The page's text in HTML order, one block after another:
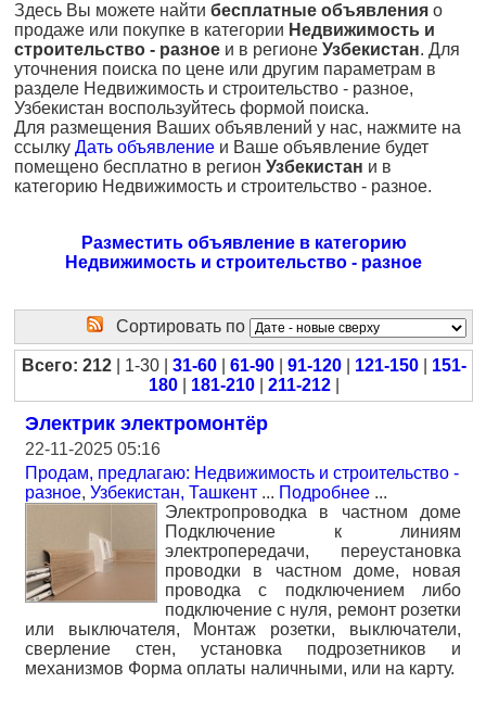
Здесь Вы можете найти бесплатные объявления о
продаже или покупке в категории Недвижимость и
строительство - разное и в регионе Узбекистан. Для
уточнения поиска по цене или другим параметрам в
разделе Недвижимость и строительство - разное,
Узбекистан воспользуйтесь формой поиска.
Для размещения Ваших объявлений у нас, нажмите на
ссылку Дать объявление и Ваше объявление будет
помещено бесплатно в регион Узбекистан и в
категорию Недвижимость и строительство - разное.
Разместить объявление в категорию
Недвижимость и строительство - разное
Сортировать по
Всего: 212| 1-30 | 31-60| 61-90| 91-120| 121-150| 151-
180| 181-210| 211-212|
Электрик электромонтёр
22-11-2025 05:16
Продам, предлагаю: Недвижимость и строительство -
разное, Узбекистан, Ташкент ... Подробнее ...
Электропроводка в частном доме
Подключение к линиям
электропередачи, переустановка
проводки в частном доме, новая
проводка с подключением либо
подключение с нуля, ремонт розетки
или выключателя, Монтаж розетки, выключатели,
сверление стен, установка подрозетников и
механизмов Форма оплаты наличными, или на карту.